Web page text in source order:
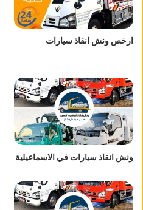
ارخص ونش انقاذ سيارات
ونش انقاذ سيارات في الاسماعيلية